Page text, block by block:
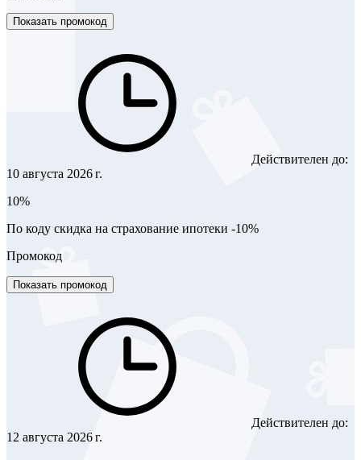
Показать промокод
Действителен до:
10 августа 2026 г.
10%
По коду скидка на страхование ипотеки -10%
Промокод
Показать промокод
Действителен до:
12 августа 2026 г.